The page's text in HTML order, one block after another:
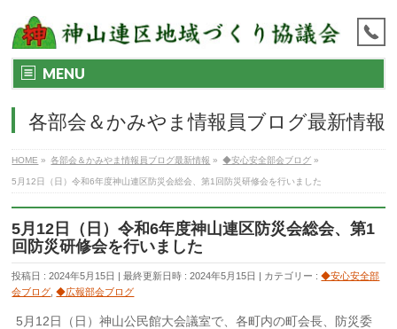
MENU
各部会＆かみやま情報員ブログ最新情報
HOME » 各部会＆かみやま情報員ブログ最新情報 » ◆安心安全部会ブログ »
5月12日（日）令和6年度神山連区防災会総会、第1回防災研修会を行いました
5月12日（日）令和6年度神山連区防災会総会、第1
回防災研修会を行いました
投稿日 : 2024年5月15日 最終更新日時 : 2024年5月15日 カテゴリー :◆安心安全部
会ブログ ,◆広報部会ブログ
5月12日（日）神山公民館大会議室で、各町内の町会長、防災委